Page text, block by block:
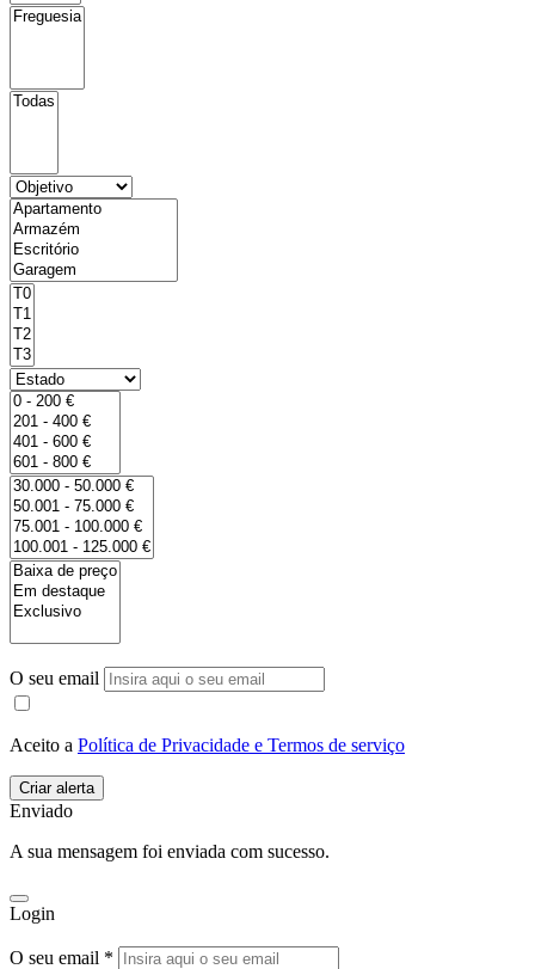
O seu email
Aceito a Política de Privacidade e Termos de serviço
Enviado
A sua mensagem foi enviada com sucesso.
Login
O seu email *